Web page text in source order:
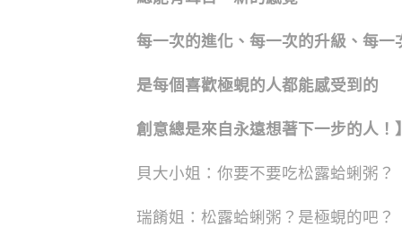
每一次的進化、每一次的升級、每一
是每個喜歡極蜆的人都能感受到的
創意總是來自永遠想著下一步的人！
貝大小姐：你要不要吃松露蛤蜊粥？
瑞餚姐：松露蛤蜊粥？是極蜆的吧？